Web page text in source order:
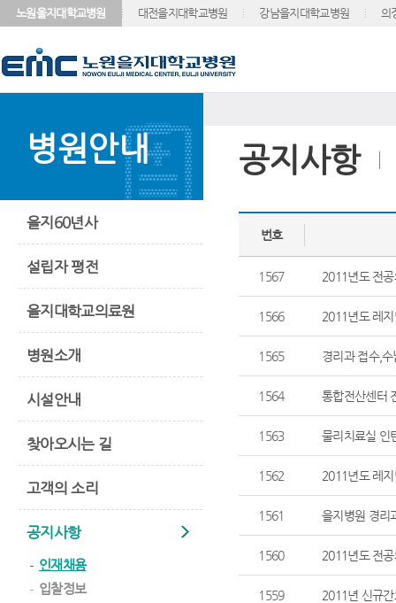
노원을지대학교병원 대전을지대학교병원 강남을지대학교병원 의
병원안내
을지60년사
설립자 평전
을지대학교의료원
병원소개
시설안내
찾아오시는 길
고객의 소리
공지사항
인재채용
입찰정보
공지사항
번호
1567 2011년도 전
1566 2011년도 레
1565 경리과 접수,
1564 통합전산센터
1563 물리치료실 인
1562 2011년도 레
1561 을지병원 경리
1560 2011년도 전
1559 2011년 신규